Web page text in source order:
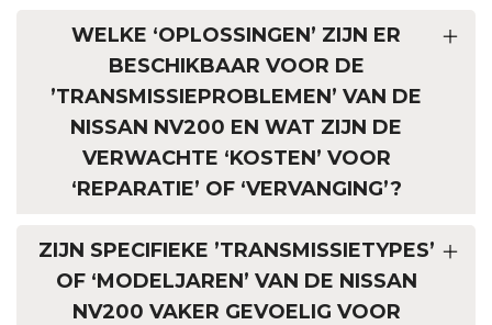
WELKE ‘OPLOSSINGEN’ ZIJN ER
BESCHIKBAAR VOOR DE
’TRANSMISSIEPROBLEMEN’ VAN DE
NISSAN NV200 EN WAT ZIJN DE
VERWACHTE ‘KOSTEN’ VOOR
‘REPARATIE’ OF ‘VERVANGING’?
ZIJN SPECIFIEKE ’TRANSMISSIETYPES’
OF ‘MODELJAREN’ VAN DE NISSAN
NV200 VAKER GEVOELIG VOOR